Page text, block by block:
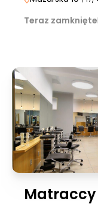
Teraz zamknięte
Matraccy